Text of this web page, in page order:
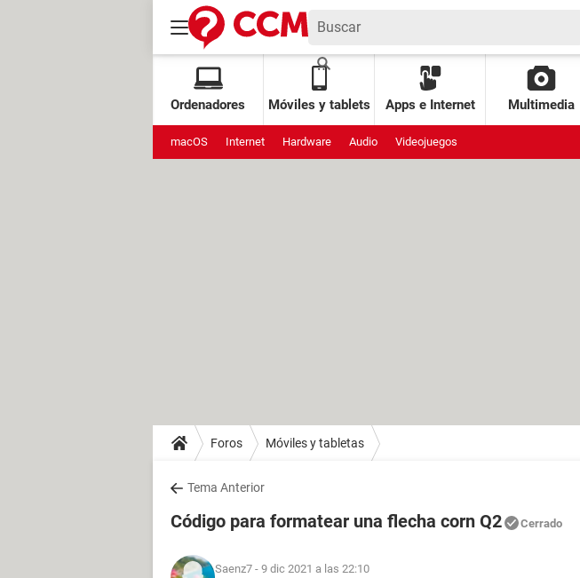
Ordenadores Móviles y tablets Apps e Internet Multimedia
macOS Internet Hardware Audio Videojuegos
Foros Móviles y tabletas
Tema Anterior
Código para formatear una flecha corn Q2 Cerrado
Saenz7 - 9 dic 2021 a las 22:10